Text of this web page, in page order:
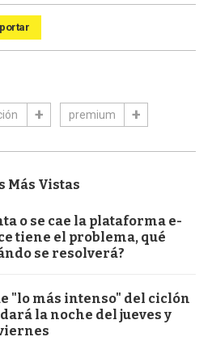
premium
Más Vistas
o se cae la plataforma e-
tiene el problema, qué
se resolverá?
"lo más intenso" del ciclón
la noche del jueves y